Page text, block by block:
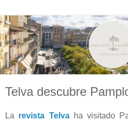
Telva descubre
La revista Telva
ha visitado